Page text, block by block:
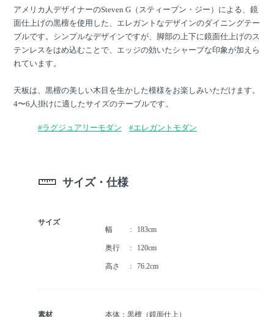
アメリカ人デザイナーのSteven G（スティーブン・ジー）による、鏡
面仕上げの黒檀を使用した、エレガントなデザインのダイニングテー
ブルです。シンプルなデザインですが、脚部の上下に鏡面仕上げのス
テンレスをはめ込むことで、エッジの効いたシャープな印象が加えら
れています。
天板は、黒檀の美しい木目を生かした模様をお楽しみいただけます。
4〜6人掛けに適したサイズのテーブルです。
#ラグジュアリーモダン #エレガントモダン
サイズ・仕様
サイズ
幅
183cm
奥行 120cm
高さ 76.2cm
素材
本体：黒檀（鏡面仕上）